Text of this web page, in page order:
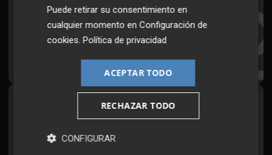
Suscríbete al Boletín
Todos los días a primera hora en tu email
¡Quiero suscribirme!
Síguenos en redes
Puede retirar su consentimiento en
cualquier momento enConfiguración de
cookies .Política de privacidad
ACEPTAR TODO
RECHAZAR TODO
CONFIGURAR